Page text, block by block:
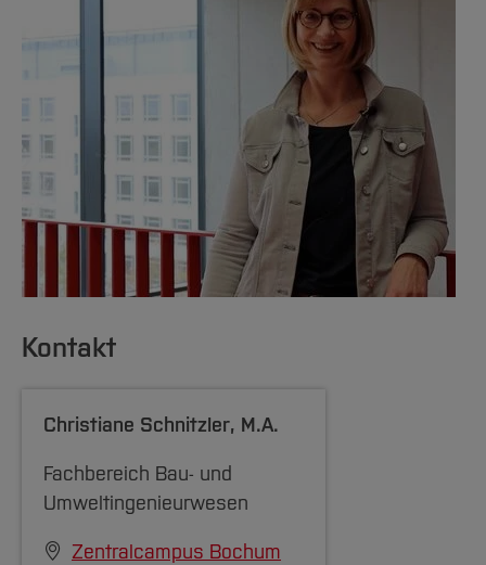
[Inhalt zuklappen]
helfen, rauszufinden, was Sie wirklich wollen.
Und es kann Ihnen helfen, die notwendigen
Entscheidungen zu treffen, sodass Sie
motivierter, zufriedener und glücklicher sind.
[Inhalt zuklappen]
[Inhalt zuklappen]
[Inhalt zuklappen]
Kontakt
Christiane Schnitzler, M.A.
Fachbereich Bau- und
Umweltingenieurwesen
Zentralcampus Bochum